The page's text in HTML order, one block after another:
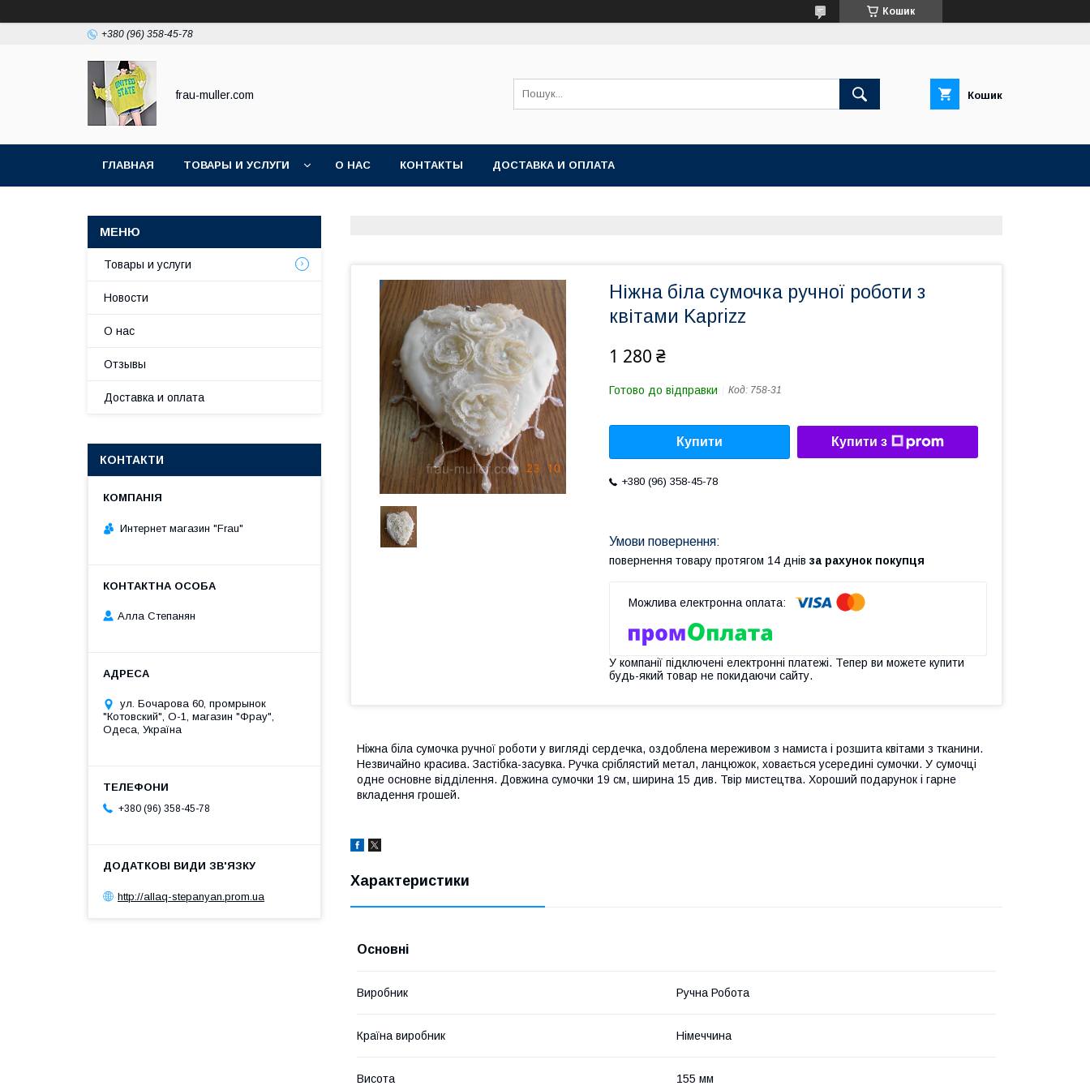
Кошик
+380 (96) 358-45-78
frau-muller.com Кошик
ГЛАВНАЯ ТОВАРЫ И УСЛУГИ О НАС КОНТАКТЫ ДОСТАВКА И ОПЛАТА
Ніжна біла сумочка ручної роботи з
квітами Kaprizz
1 280 ₴
Готово до відправки Код: 758-31
Купити Купити з
+380 (96) 358-45-78
повернення товару протягом 14 днів за рахунок покупця
У компанії підключені електронні платежі. Тепер ви можете купити
будь-який товар не покидаючи сайту.
Ніжна біла сумочка ручної роботи у вигляді сердечка, оздоблена мереживом з намиста і розшита квітами з тканини.
Незвичайно красива. Застібка-засувка. Ручка сріблястий метал, ланцюжок, ховається усередині сумочки. У сумочці
одне основне відділення. Довжина сумочки 19 см, ширина 15 див. Твір мистецтва. Хороший подарунок і гарне
вкладення грошей.
Характеристики
Основні
Виробник Ручна Робота
Країна виробник Німеччина
Висота 155 мм
Товары и услуги
Новости
О нас
Отзывы
Доставка и оплата
КОНТАКТИ
Интернет магазин "Frau"
Алла Степанян
ул. Бочарова 60, промрынок
"Котовский", О-1, магазин "Фрау",
Одеса, Україна
+380 (96) 358-45-78
http://allaq-stepanyan.prom.ua